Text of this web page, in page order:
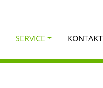
SERVICE KONTAKT